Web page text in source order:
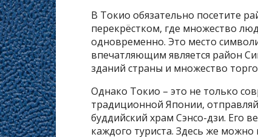
В Токио обязательно посетите
перекрёстком, где множество
одновременно. Это место
впечатляющим является район
зданий страны и множество
Однако Токио – это не только
традиционной Японии,
буддийский храм Сэнсо-дзи. Его
каждого туриста. Здесь же